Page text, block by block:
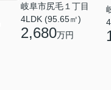
岐阜市尻毛１丁目
4LDK (95.65㎡)
2,680万円